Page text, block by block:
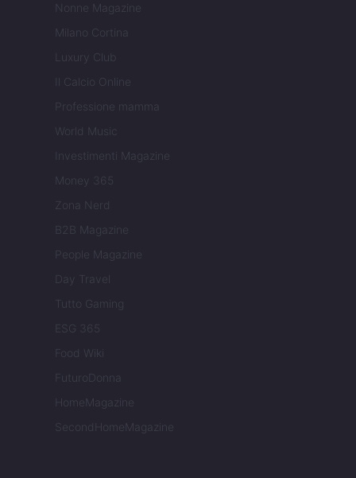
Nonne Magazine
Milano Cortina
Luxury Club
Il Calcio Online
Professione mamma
World Music
Investimenti Magazine
Money 365
Zona Nerd
B2B Magazine
People Magazine
Day Travel
Tutto Gaming
ESG 365
Food Wiki
FuturoDonna
HomeMagazine
SecondHomeMagazine